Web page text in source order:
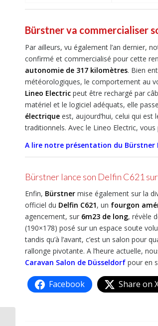
Bürstner va commercialiser
Par ailleurs, vu également l’an dernier,
confirmé et commercialisé pour cette
autonomie de 317 kilomètres. Bien
météorologiques, le comportement au
Lineo Electric peut être rechargé par
matériel et le logiciel adéquats, elle
électrique est, aujourd’hui, celui qui
traditionnels. Avec le Lineo Electric,
A lire notre présentation du Bürstner
Bürstner lance son Delfin C621
Enfin, Bürstner mise également sur la
officiel du Delfin C621, un fourgon
agencement, sur 6m23 de long, révèle
(190×178) posé sur un espace soute
tandis qu’à l’avant, c’est un salon pour
rallonge pivotante. A l’heure actuelle,
Caravan Salon de Düsseldorf pour en
Facebook Share on